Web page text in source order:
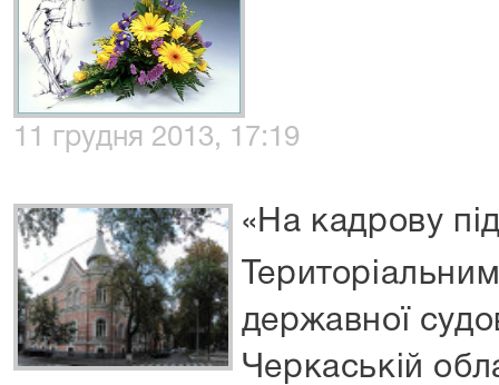
11 грудня 2013, 17:19
«На кадрову
державної
Черкаській